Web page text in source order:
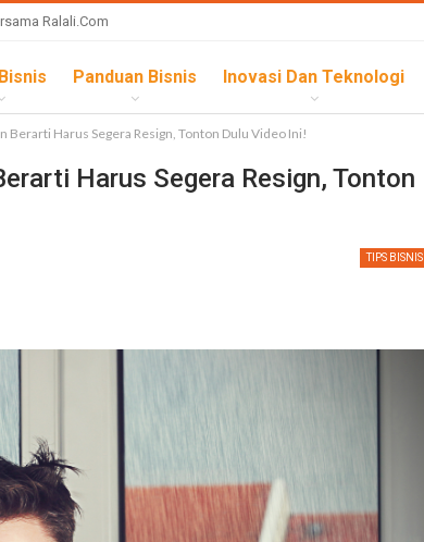
Ralali.com
Panduan Bisnis Inovasi Dan Teknologi
Berarti Harus Segera Resign, Tonton Dulu Video Ini!
Harus Segera Resign, Tonton
TIPS BISNIS